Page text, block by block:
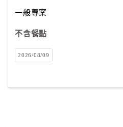
訂
房
Q&A
一般專案
不含餐點
2026/08/09